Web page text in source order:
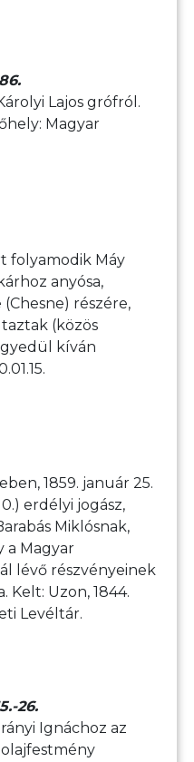
Lajos grófról.
Magyar
folyamodik Máy
anyósa,
részére,
(közös
kíván
1859. január 25.
erdélyi jogász,
Miklósnak,
a Magyar
lévő részvényeinek
Kelt: Uzon, 1844.
Levéltár.
26.
Ignáchoz az